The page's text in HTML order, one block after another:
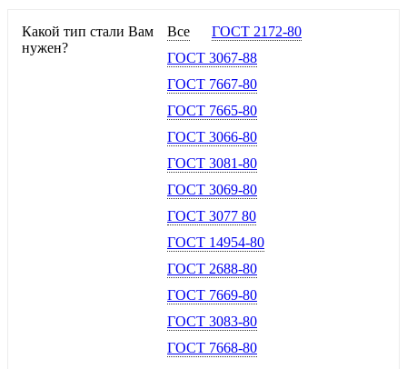
Какой тип стали Вам
нужен?
Все
ГОСТ 2172-80
ГОСТ 3067-88
ГОСТ 7667-80
ГОСТ 7665-80
ГОСТ 3066-80
ГОСТ 3081-80
ГОСТ 3069-80
ГОСТ 3077 80
ГОСТ 14954-80
ГОСТ 2688-80
ГОСТ 7669-80
ГОСТ 3083-80
ГОСТ 7668-80